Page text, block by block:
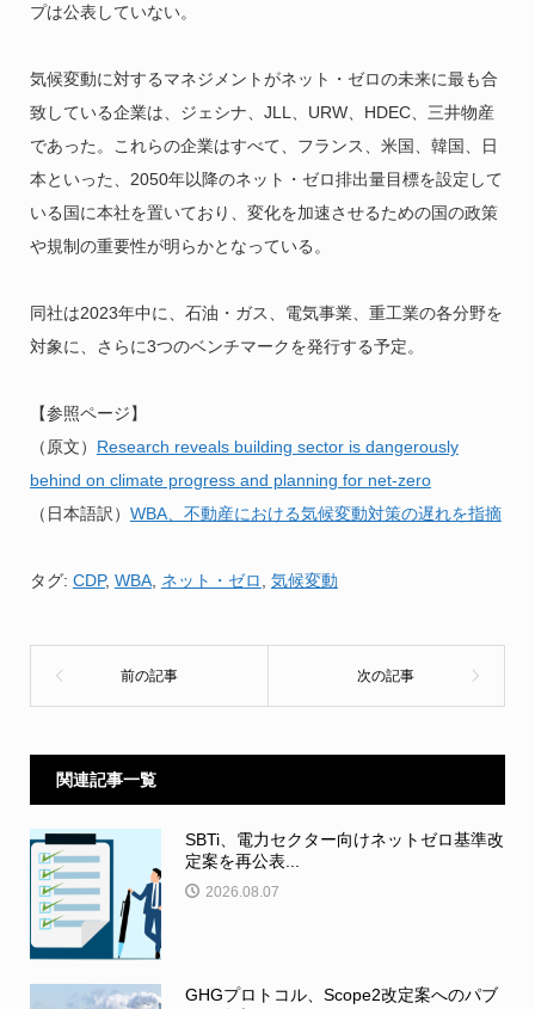
プは公表していない。
気候変動に対するマネジメントがネット・ゼロの未来に最も合
致している企業は、ジェシナ、JLL、URW、HDEC、三井物産
であった。これらの企業はすべて、フランス、米国、韓国、日
本といった、2050年以降のネット・ゼロ排出量目標を設定して
いる国に本社を置いており、変化を加速させるための国の政策
や規制の重要性が明らかとなっている。
同社は2023年中に、石油・ガス、電気事業、重工業の各分野を
対象に、さらに3つのベンチマークを発行する予定。
【参照ページ】
（原文） Research reveals building sector is dangerously
behind on climate progress and planning for net-zero
（日本語訳） WBA、不動産における気候変動対策の遅れを指摘
タグ: CDP, WBA, ネット・ゼロ 気候変動
関連記事一覧
SBTi、電力セクター向けネットゼロ基準改
定案を再公表...
2026.08.07
GHGプロトコル、Scope2改定案へのパブ